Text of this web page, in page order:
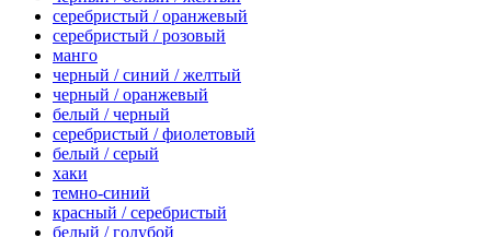
серебристый / оранжевый
серебристый / розовый
манго
черный / синий / желтый
черный / оранжевый
белый / черный
серебристый / фиолетовый
белый / серый
хаки
темно-синий
красный / серебристый
белый / голубой